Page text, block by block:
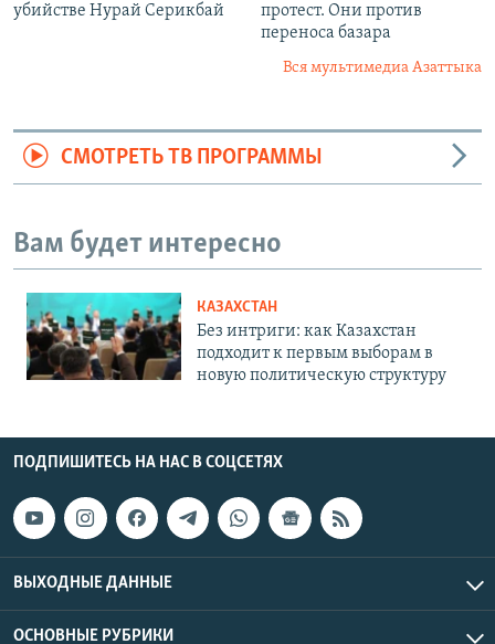
убийстве Нурай Серикбай
протест. Они против
переноса базара
Вся мультимедиа Азаттыка
СМОТРЕТЬ ТВ ПРОГРАММЫ
Вам будет интересно
КАЗАХСТАН
Без интриги: как Казахстан
подходит к первым выборам в
новую политическую структуру
ПОДПИШИТЕСЬ НА НАС В СОЦСЕТЯХ
ВЫХОДНЫЕ ДАННЫЕ
ОСНОВНЫЕ РУБРИКИ